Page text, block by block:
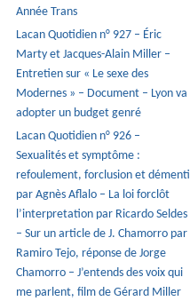
Année Trans
Lacan Quotidien n° 927 – Éric
Marty et Jacques-Alain Miller –
Entretien sur « Le sexe des
Modernes » – Document – Lyon va
adopter un budget genré
Lacan Quotidien n° 926 –
Sexualités et symptôme :
refoulement, forclusion et démenti
par Agnès Aflalo – La loi forclôt
l’interpretation par Ricardo Seldes
– Sur un article de J. Chamorro par
Ramiro Tejo, réponse de Jorge
Chamorro – J’entends des voix qui
me parlent, film de Gérard Miller